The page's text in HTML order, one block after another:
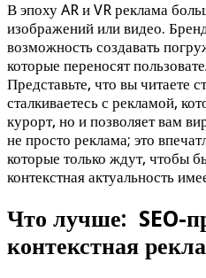
В эпоху AR и VR реклама
изображений или видео.
возможность создавать
которые переносят
Представьте, что вы читаете
сталкиваетесь с рекламой,
курорт, но и позволяет вам
не просто реклама; это
которые только ждут, чтобы
контекстная актуальность
Что лучше: SEO-
контекстная